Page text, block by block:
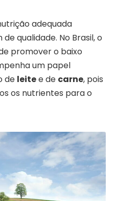
adequada
qualidade. No Brasil, o
promover o baixo
um papel
de leitee de carne, pois
os nutrientes para o